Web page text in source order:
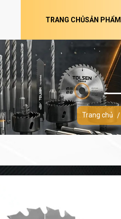
TRANG CHỦSẢN PHẨM
Trang chủ /